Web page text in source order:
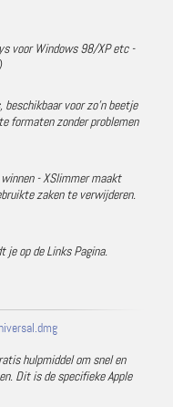
voor Windows 98/XP etc -
beschikbaar voor zo'n beetje
formaten zonder problemen
- XSlimmer maakt
zaken te verwijderen.
je op de Links Pagina.
hulpmiddel om snel en
Dit is de specifieke Apple